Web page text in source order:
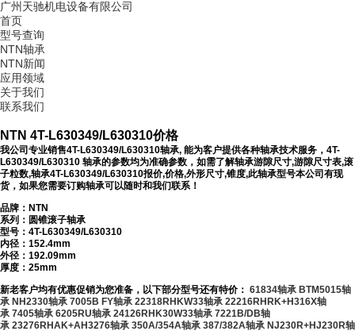
广州天驰机电设备有限公司
首页
型号查询
NTN轴承
NTN新闻
应用领域
关于我们
联系我们
NTN 4T-L630349/L630310价格
我公司专业销售4T-L630349/L630310轴承, 能为客户提供各种轴承技术服务，4T-
L630349/L630310 轴承的参数均为准确参数，如需了解轴承游隙尺寸,游隙尺寸表,滚
子粒数,轴承4T-L630349/L630310报价,价格,外形尺寸,锥度,此轴承型号本公司有现
货，如果您需要订购轴承可以随时和我们联系！
品牌：NTN
系列：圆锥滚子轴承
型号： 4T-L630349/L630310
内径：152.4mm
外径：192.09mm
厚度：25mm
新老客户均有优惠促销为您准备，以下部分型号还有特价： 61834轴承 BTM5015轴
承 NH2330轴承 7005B FY轴承 22318RHKW33轴承 22216RHRK+H316X轴
承 7405轴承 6205RU轴承 24126RHK30W33轴承 7221B/DB轴
承 23276RHAK+AH3276轴承 350A/354A轴承 387/382A轴承 NJ230R+HJ230R轴